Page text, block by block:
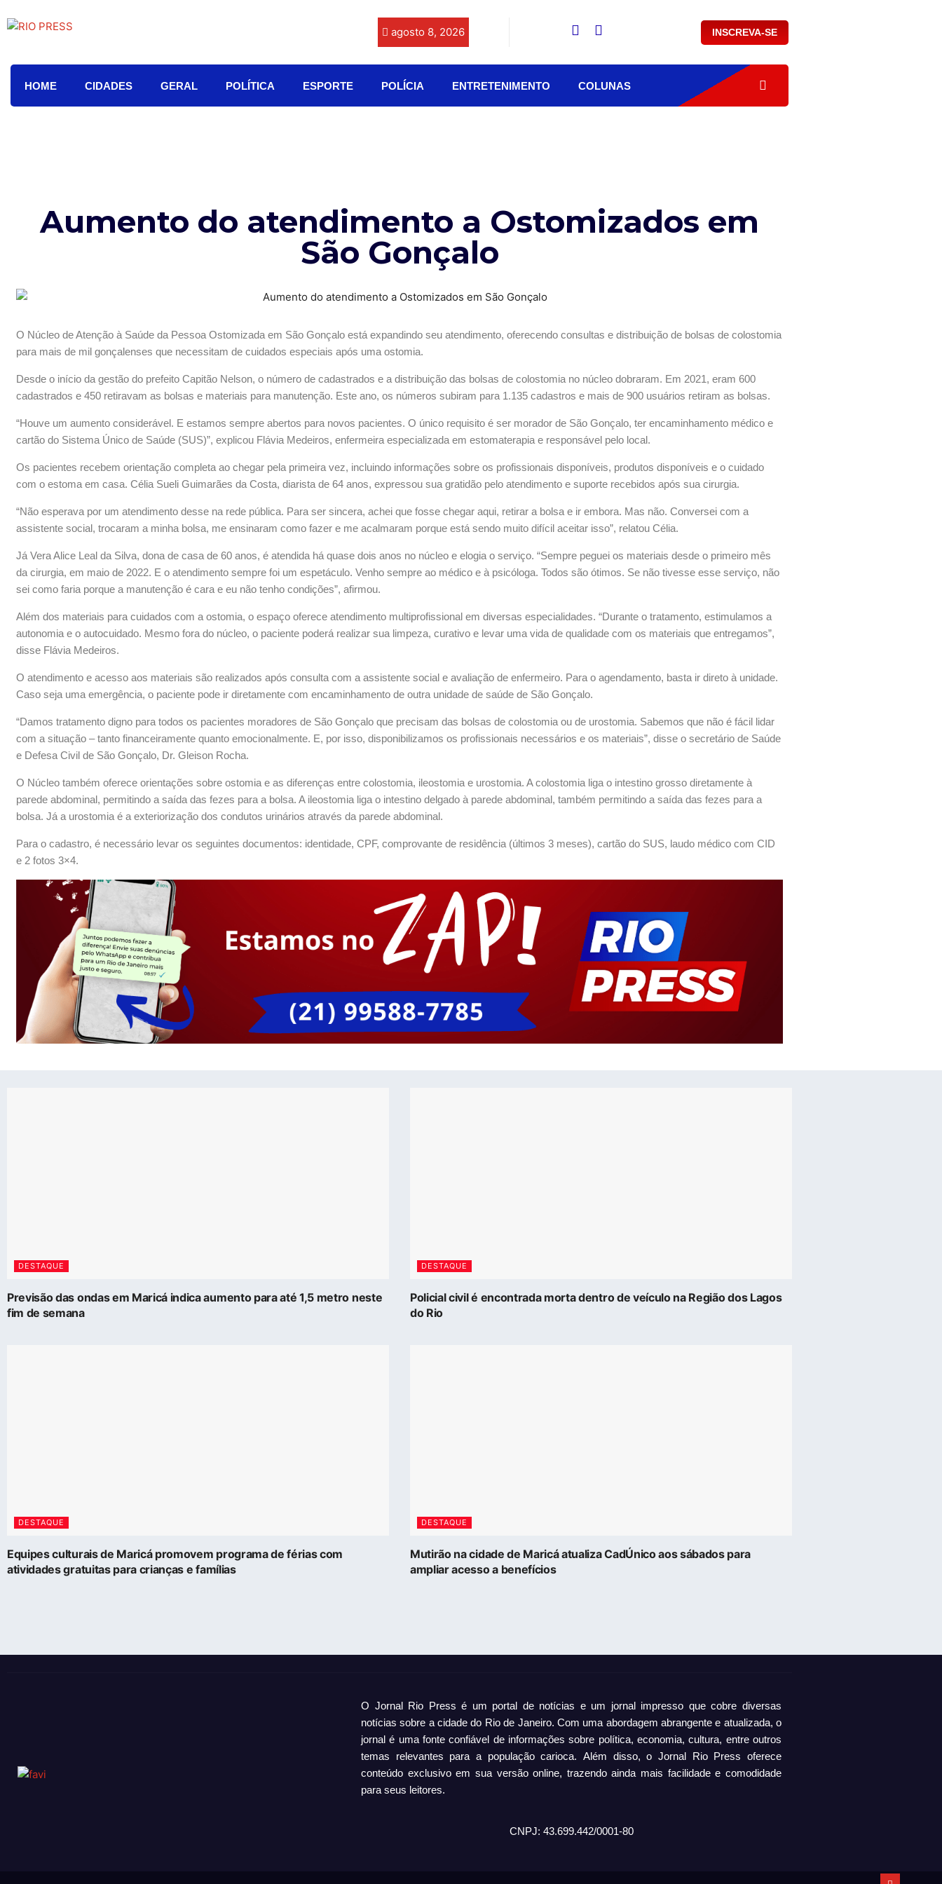
agosto 8, 2026 INSCREVA-SE
HOME CIDADES GERAL POLÍTICA ESPORTE POLÍCIA ENTRETENIMENTO COLUNAS
Aumento do atendimento a Ostomizados em
São Gonçalo
O Núcleo de Atenção à Saúde da Pessoa Ostomizada em São Gonçalo está expandindo seu atendimento, oferecendo consultas e distribuição de bolsas de colostomia
para mais de mil gonçalenses que necessitam de cuidados especiais após uma ostomia.
Desde o início da gestão do prefeito Capitão Nelson, o número de cadastrados e a distribuição das bolsas de colostomia no núcleo dobraram. Em 2021, eram 600
cadastrados e 450 retiravam as bolsas e materiais para manutenção. Este ano, os números subiram para 1.135 cadastros e mais de 900 usuários retiram as bolsas.
“Houve um aumento considerável. E estamos sempre abertos para novos pacientes. O único requisito é ser morador de São Gonçalo, ter encaminhamento médico e
cartão do Sistema Único de Saúde (SUS)”, explicou Flávia Medeiros, enfermeira especializada em estomaterapia e responsável pelo local.
Os pacientes recebem orientação completa ao chegar pela primeira vez, incluindo informações sobre os profissionais disponíveis, produtos disponíveis e o cuidado
com o estoma em casa. Célia Sueli Guimarães da Costa, diarista de 64 anos, expressou sua gratidão pelo atendimento e suporte recebidos após sua cirurgia.
“Não esperava por um atendimento desse na rede pública. Para ser sincera, achei que fosse chegar aqui, retirar a bolsa e ir embora. Mas não. Conversei com a
assistente social, trocaram a minha bolsa, me ensinaram como fazer e me acalmaram porque está sendo muito difícil aceitar isso”, relatou Célia.
Já Vera Alice Leal da Silva, dona de casa de 60 anos, é atendida há quase dois anos no núcleo e elogia o serviço. “Sempre peguei os materiais desde o primeiro mês
da cirurgia, em maio de 2022. E o atendimento sempre foi um espetáculo. Venho sempre ao médico e à psicóloga. Todos são ótimos. Se não tivesse esse serviço, não
sei como faria porque a manutenção é cara e eu não tenho condições”, afirmou.
Além dos materiais para cuidados com a ostomia, o espaço oferece atendimento multiprofissional em diversas especialidades. “Durante o tratamento, estimulamos a
autonomia e o autocuidado. Mesmo fora do núcleo, o paciente poderá realizar sua limpeza, curativo e levar uma vida de qualidade com os materiais que entregamos”,
disse Flávia Medeiros.
O atendimento e acesso aos materiais são realizados após consulta com a assistente social e avaliação de enfermeiro. Para o agendamento, basta ir direto à unidade.
Caso seja uma emergência, o paciente pode ir diretamente com encaminhamento de outra unidade de saúde de São Gonçalo.
“Damos tratamento digno para todos os pacientes moradores de São Gonçalo que precisam das bolsas de colostomia ou de urostomia. Sabemos que não é fácil lidar
com a situação – tanto financeiramente quanto emocionalmente. E, por isso, disponibilizamos os profissionais necessários e os materiais”, disse o secretário de Saúde
e Defesa Civil de São Gonçalo, Dr. Gleison Rocha.
O Núcleo também oferece orientações sobre ostomia e as diferenças entre colostomia, ileostomia e urostomia. A colostomia liga o intestino grosso diretamente à
parede abdominal, permitindo a saída das fezes para a bolsa. A ileostomia liga o intestino delgado à parede abdominal, também permitindo a saída das fezes para a
bolsa. Já a urostomia é a exteriorização dos condutos urinários através da parede abdominal.
Para o cadastro, é necessário levar os seguintes documentos: identidade, CPF, comprovante de residência (últimos 3 meses), cartão do SUS, laudo médico com CID
e 2 fotos 3×4.
DESTAQUE
Previsão das ondas em Maricá indica aumento para até 1,5 metro neste
fim de semana
DESTAQUE
Policial civil é encontrada morta dentro de veículo na Região dos Lagos
do Rio
DESTAQUE
Equipes culturais de Maricá promovem programa de férias com
atividades gratuitas para crianças e famílias
DESTAQUE
Mutirão na cidade de Maricá atualiza CadÚnico aos sábados para
ampliar acesso a benefícios
O Jornal Rio Press é um portal de notícias e um jornal impresso que cobre diversas
notícias sobre a cidade do Rio de Janeiro. Com uma abordagem abrangente e atualizada, o
jornal é uma fonte confiável de informações sobre política, economia, cultura, entre outros
temas relevantes para a população carioca. Além disso, o Jornal Rio Press oferece
conteúdo exclusivo em sua versão online, trazendo ainda mais facilidade e comodidade
para seus leitores.
CNPJ: 43.699.442/0001-80